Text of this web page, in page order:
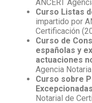
ANCERT
Curso Listas
impartido por
Certificación
Curso de
españolas y
actuaciones
Agencia
Curso sobre
Notarial de